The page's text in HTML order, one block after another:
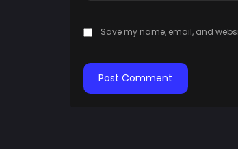
Save my name, email, and